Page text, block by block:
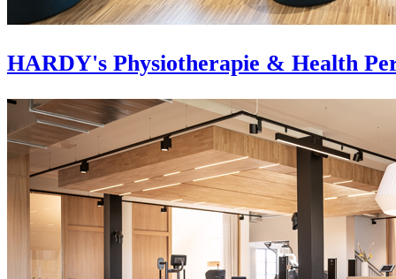
HARDY's Physiotherapie & Health